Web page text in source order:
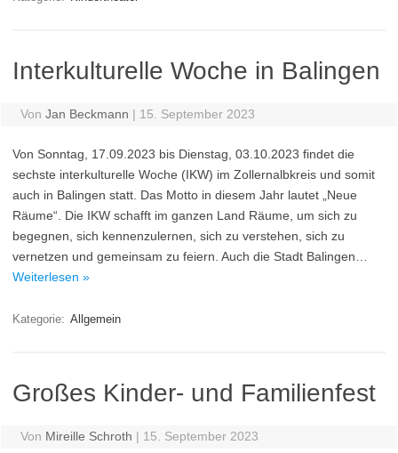
Interkulturelle Woche in Balingen
Von Jan Beckmann | 15. September 2023
Von Sonntag, 17.09.2023 bis Dienstag, 03.10.2023 findet die
sechste interkulturelle Woche (IKW) im Zollernalbkreis und somit
auch in Balingen statt. Das Motto in diesem Jahr lautet „Neue
Räume“. Die IKW schafft im ganzen Land Räume, um sich zu
begegnen, sich kennenzulernen, sich zu verstehen, sich zu
vernetzen und gemeinsam zu feiern. Auch die Stadt Balingen…
Weiterlesen »
Kategorie: Allgemein
Großes Kinder- und Familienfest
Von Mireille Schroth | 15. September 2023